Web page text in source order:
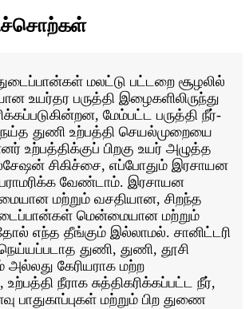
மலட்டு பட்டறை சூழலில்
உயர்தர பருத்தி இழைகளிலிருந்து
மேம்பட்ட பருத்தி நீர்-
துணி உற்பத்தி செயல்முறையை
உற்பத்திக்குப் பிறகு உயர் அழுத்த
சிகிச்சை, எப்போதும் இரசாயன
வேண்டாம். இரசாயன
மற்றும் வசதியான, சிறந்த
மென்மையான மற்றும்
எந்த தீங்கும் இல்லாமல். சானிட்டரி
துணி, துணி, தூசி
அல்லது கேரியராக மற்ற
நீராக சுத்திகரிக்கப்பட்ட நீர்,
மற்றும் பிற துணை